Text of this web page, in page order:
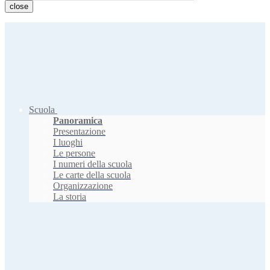
close
Scuola
Panoramica
Presentazione
I luoghi
Le persone
I numeri della scuola
Le carte della scuola
Organizzazione
La storia